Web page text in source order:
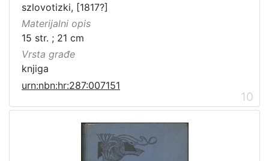
szlovotizki, [1817?]
Materijalni opis
15 str. ; 21 cm
Vrsta građe
knjiga
urn:nbn:hr:287:007151
10